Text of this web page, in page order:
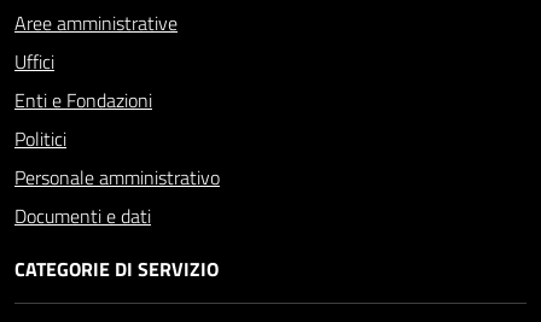
Aree amministrative
Uffici
Enti e Fondazioni
Politici
Personale amministrativo
Documenti e dati
CATEGORIE DI SERVIZIO